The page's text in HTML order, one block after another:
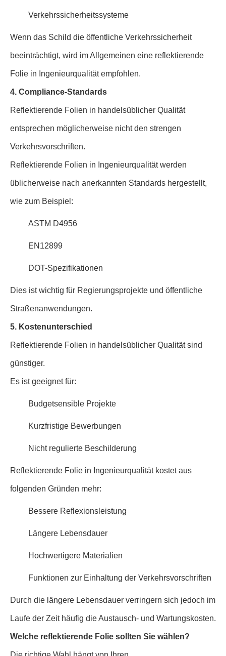
Verkehrssicherheitssysteme
Wenn das Schild die öffentliche Verkehrssicherheit
beeinträchtigt, wird im Allgemeinen eine reflektierende
Folie in Ingenieurqualität empfohlen.
4. Compliance-Standards
Reflektierende Folien in handelsüblicher Qualität
entsprechen möglicherweise nicht den strengen
Verkehrsvorschriften.
Reflektierende Folien in Ingenieurqualität werden
üblicherweise nach anerkannten Standards hergestellt,
wie zum Beispiel:
ASTM D4956
EN12899
DOT-Spezifikationen
Dies ist wichtig für Regierungsprojekte und öffentliche
Straßenanwendungen.
5. Kostenunterschied
Reflektierende Folien in handelsüblicher Qualität sind
günstiger.
Es ist geeignet für:
Budgetsensible Projekte
Kurzfristige Bewerbungen
Nicht regulierte Beschilderung
Reflektierende Folie in Ingenieurqualität kostet aus
folgenden Gründen mehr:
Bessere Reflexionsleistung
Längere Lebensdauer
Hochwertigere Materialien
Funktionen zur Einhaltung der Verkehrsvorschriften
Durch die längere Lebensdauer verringern sich jedoch im
Laufe der Zeit häufig die Austausch- und Wartungskosten.
Welche reflektierende Folie sollten Sie wählen?